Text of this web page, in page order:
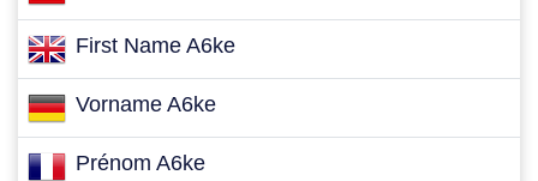
First Name A6ke
Vorname A6ke
Prénom A6ke